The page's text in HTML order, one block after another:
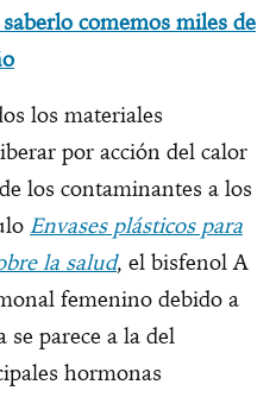
comemos miles de
los materiales
por acción del calor
los contaminantes a los
Envases plásticos para
la salud, el bisfenol A
femenino debido a
parece a la del
hormonas